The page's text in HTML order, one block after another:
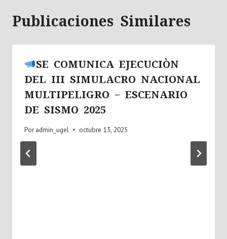
Publicaciones Similares
SE COMUNICA EJECUCIÒN
DEL III SIMULACRO NACIONAL
MULTIPELIGRO – ESCENARIO
DE SISMO 2025
Por admin_ugel octubre 13, 2025